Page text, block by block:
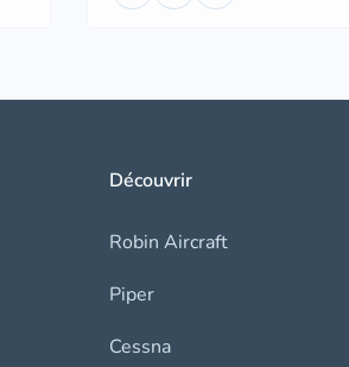
Découvrir
Robin Aircraft
Piper
Cessna